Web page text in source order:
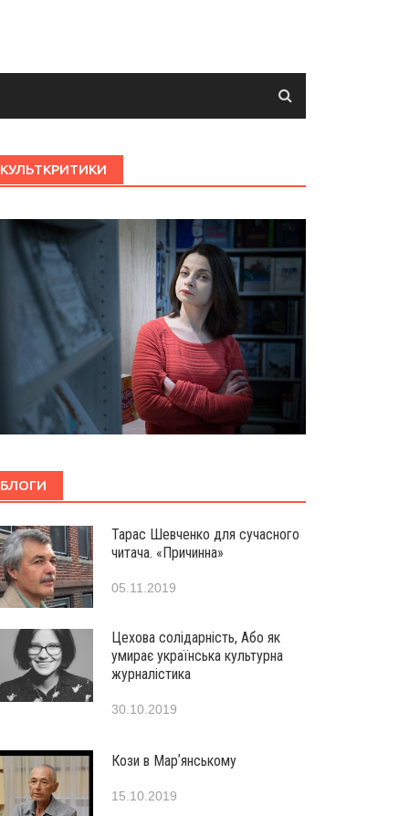
КУЛЬТКРИТИКИ
БЛОГИ
Тарас Шевченко для сучасного
читача. «Причинна»
05.11.2019
Цехова солідарність, Або як
умирає українська культурна
журналістика
30.10.2019
Кози в Марʼянському
15.10.2019